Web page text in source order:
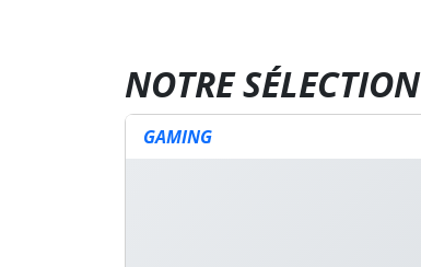
NOTRE SÉLECTION
GAMING